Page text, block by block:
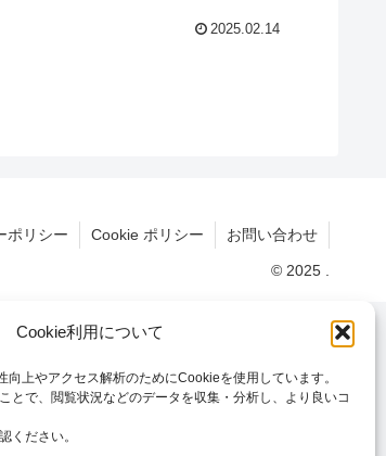
Cookie利用について
向上やアクセス解析のためにCookieを使用しています。
とで、閲覧状況などのデータを収集・分析し、より良いコ
ください。
2025.02.14
ポリシー Cookie ポリシー お問い合わせ
© 2025 .